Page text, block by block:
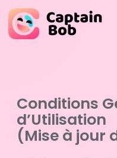
Skip
content
Conditions
d’Utilisation
(Mise à jour